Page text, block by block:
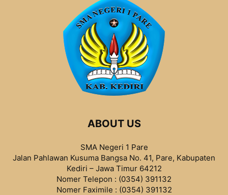
ABOUT US
SMA Negeri 1 Pare
Jalan Pahlawan Kusuma Bangsa No. 41, Pare, Kabupaten
Kediri – Jawa Timur 64212
Nomer Telepon : (0354) 391132
Nomer Faximile : (0354) 391132